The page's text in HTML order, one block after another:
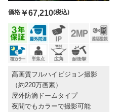
価格 ￥67,210(税込)
高画質フルハイビジョン撮影
（約220万画素）
屋外防滴ドームタイプ
夜間でもカラーで撮影可能